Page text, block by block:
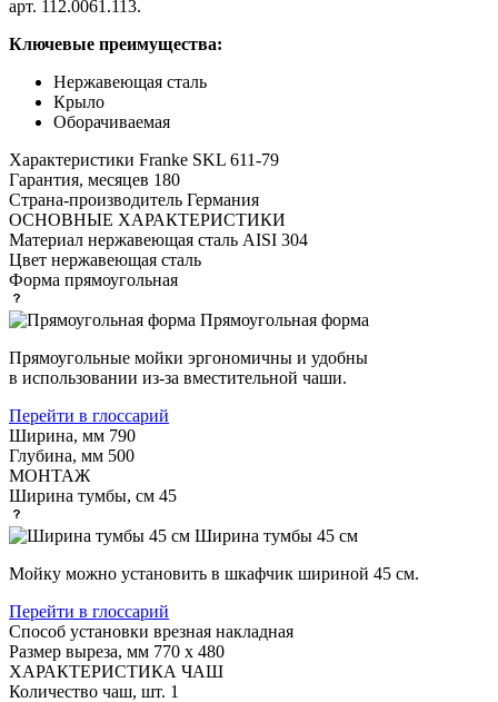
арт. 112.0061.113.
Ключевые преимущества:
Нержавеющая сталь
Крыло
Оборачиваемая
Характеристики Franke SKL 611-79
Гарантия, месяцев 180
Страна-производитель Германия
ОСНОВНЫЕ ХАРАКТЕРИСТИКИ
Материал нержавеющая сталь AISI 304
Цвет нержавеющая сталь
Форма прямоугольная
Прямоугольная форма
Прямоугольные мойки эргономичны и удобны
в использовании из-за вместительной чаши.
Перейти в глоссарий
Ширина, мм 790
Глубина, мм 500
МОНТАЖ
Ширина тумбы, см 45
Ширина тумбы 45 см
Мойку можно установить в шкафчик шириной 45 см.
Перейти в глоссарий
Способ установки врезная накладная
Размер выреза, мм 770 х 480
ХАРАКТЕРИСТИКА ЧАШ
Количество чаш, шт. 1